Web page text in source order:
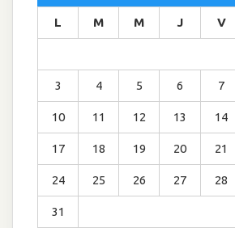
L M M J V
3 4 5 6 7
10 11 12 13 14
17 18 19 20 21
24 25 26 27 28
31